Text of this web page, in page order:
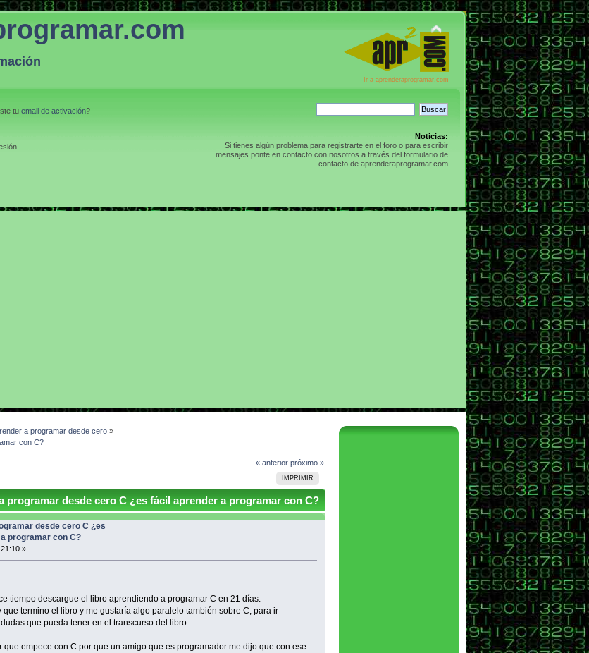
Ir a aprenderaprogramar.com
tu email de activación?
Noticias:
Si tienes algún problema para registrarte en el foro o para escribir
mensajes ponte en contacto con nosotros a través del formulario de
contacto de aprenderaprogramar.com
a programar desde cero»
con C?
« anterior próximo »
IMPRIMIR
programar desde cero C ¿es fácil aprender a programar con C?
desde cero C ¿es
programar con C?
»
tiempo descargue el libro aprendiendo a programar C en 21 días.
que termino el libro y me gustaría algo paralelo también sobre C, para ir
que pueda tener en el transcurso del libro.
que empece con C por que un amigo que es programador me dijo que con ese